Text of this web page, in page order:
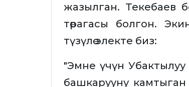
жазылган. Текебаев
төрагасы болгон.
түзүлө электе биз:
"Эмне үчүн
башкарууну